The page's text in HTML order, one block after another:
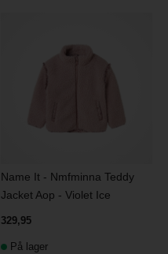
Name It - Nmfminna Teddy
Jacket Aop - Violet Ice
329,95
På lager